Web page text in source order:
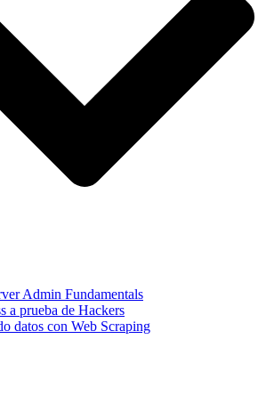
Admin Fundamentals
a prueba de Hackers
datos con Web Scraping